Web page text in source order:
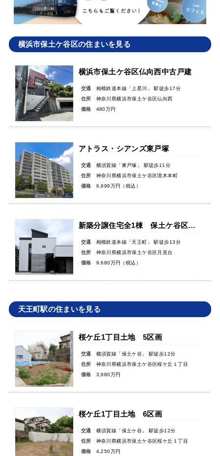
横浜市保土ケ谷区の住まいを見る
横浜市保土ケ谷区仏向西中古戸建
交通
相模鉄道本線「上星川」 駅徒歩17分
住所
神奈川県横浜市保土ケ谷区仏向西
価格
480万円
アトラス・シアンズ東戸塚
交通
横須賀線「東戸塚」 駅徒歩11分
住所
神奈川県横浜市保土ケ谷区境木本町
価格
6,999万円（税込）
新築分譲住宅全1棟 保土ケ谷区月見台
交通
相模鉄道本線「天王町」 駅徒歩13分
住所
神奈川県横浜市保土ケ谷区月見台
価格
9,680万円（税込）
天王町駅の住まいを見る
桜ケ丘1丁目土地 5区画
交通
横須賀線「保土ケ谷」 駅徒歩12分
住所
神奈川県横浜市保土ケ谷区桜ケ丘１丁目
価格
3,980万円
桜ケ丘1丁目土地 6区画
交通
横須賀線「保土ケ谷」 駅徒歩12分
住所
神奈川県横浜市保土ケ谷区桜ケ丘１丁目
価格
4,250万円